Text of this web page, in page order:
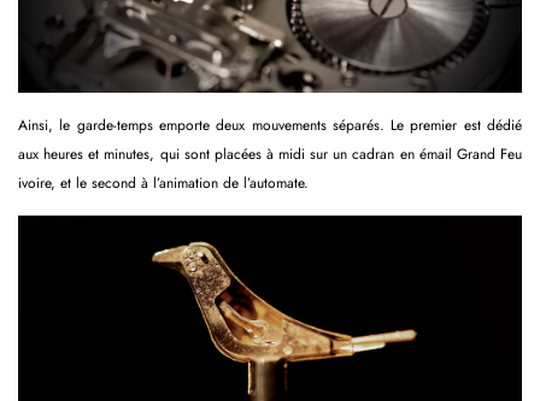
Ainsi, le garde-temps emporte deux mouvements séparés. Le premier est dédié
aux heures et minutes, qui sont placées à midi sur un cadran en émail Grand Feu
ivoire, et le second à l’animation de l’automate.